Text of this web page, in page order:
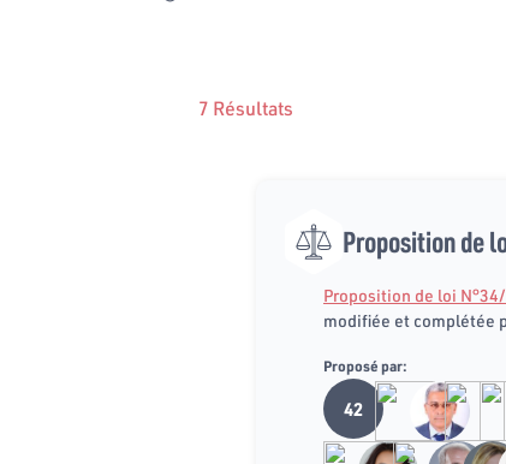
7 Résultats
Proposition de
Proposition de loi
modifiée et complétée
Proposé par:
42